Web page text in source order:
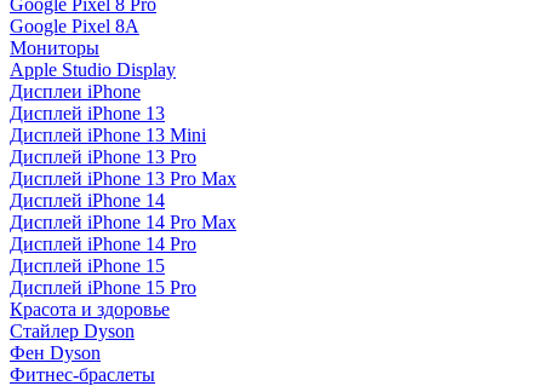
Google Pixel 8 Pro
Google Pixel 8A
Мониторы
Apple Studio Display
Дисплеи iPhone
Дисплей iPhone 13
Дисплей iPhone 13 Mini
Дисплей iPhone 13 Pro
Дисплей iPhone 13 Pro Max
Дисплей iPhone 14
Дисплей iPhone 14 Pro Max
Дисплей iPhone 14 Pro
Дисплей iPhone 15
Дисплей iPhone 15 Pro
Красота и здоровье
Стайлер Dyson
Фен Dyson
Фитнес-браслеты